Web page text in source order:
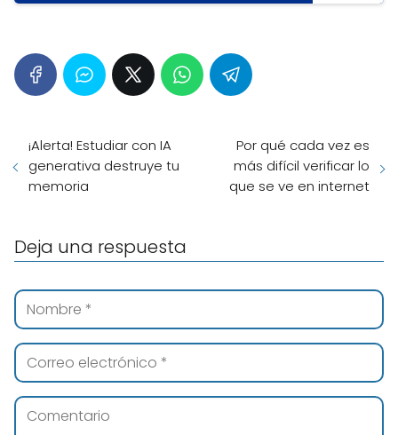
¡Alerta! Estudiar con IA
generativa destruye tu
memoria
Por qué cada vez es
más difícil verificar lo
que se ve en internet
Deja una respuesta